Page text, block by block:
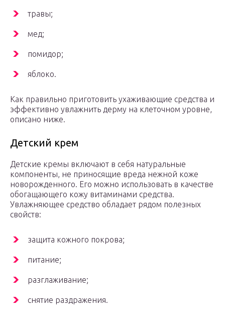
травы;
мед;
помидор;
яблоко.
Как правильно приготовить ухаживающие средства и
эффективно увлажнить дерму на клеточном уровне,
описано ниже.
Детский крем
Детские кремы включают в себя натуральные
компоненты, не приносящие вреда нежной коже
новорожденного. Его можно использовать в качестве
обогащающего кожу витаминами средства.
Увлажняющее средство обладает рядом полезных
свойств:
защита кожного покрова;
питание;
разглаживание;
снятие раздражения.